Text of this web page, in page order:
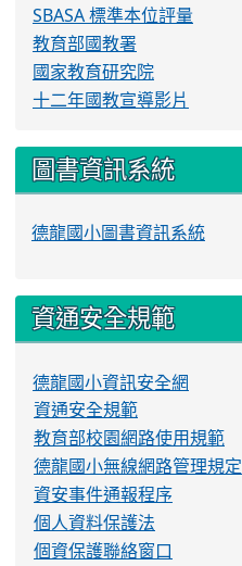
SBASA 標準本位評量
教育部國教署
國家教育研究院
十二年國教宣導影片
圖書資訊系統
德龍國小圖書資訊系統
資通安全規範
德龍國小資訊安全網
資通安全規範
教育部校園網路使用規範
德龍國小無線網路管理規定
資安事件通報程序
個人資料保護法
個資保護聯絡窗口